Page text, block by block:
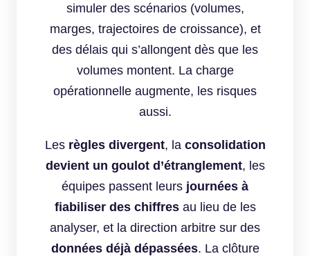
simuler des scénarios (volumes,
marges, trajectoires de croissance), et
des délais qui s’allongent dès que les
volumes montent. La charge
opérationnelle augmente, les risques
aussi.
Les règles divergent, la consolidation
devient un goulot d’étranglement, les
équipes passent leurs journées à
fiabiliser des chiffresau lieu de les
analyser, et la direction arbitre sur des
données déjà dépassées. La clôture